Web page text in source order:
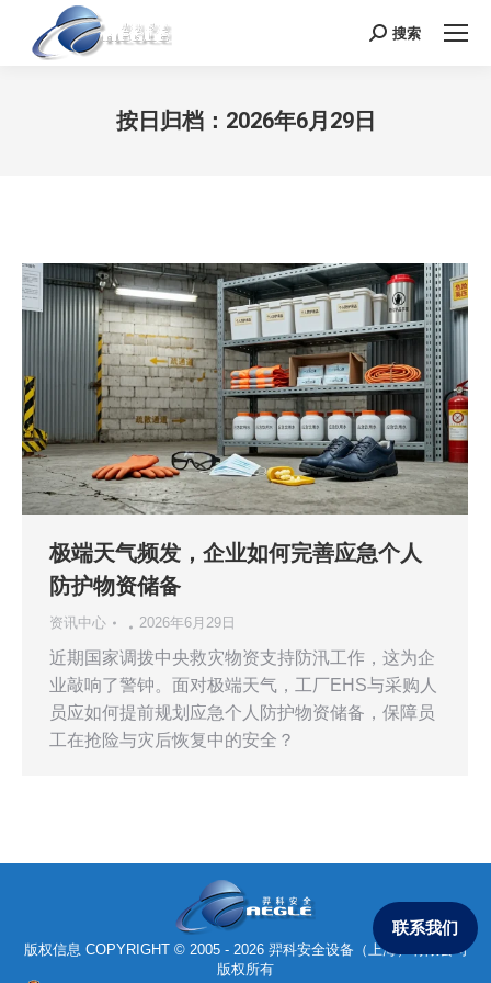
Search:
搜索
按日归档： 2026年6月29日
极端天气频发，企业如何完善应急个人
防护物资储备
资讯中心 2026年6月29日
近期国家调拨中央救灾物资支持防汛工作，这为企
业敲响了警钟。面对极端天气，工厂EHS与采购人
员应如何提前规划应急个人防护物资储备，保障员
工在抢险与灾后恢复中的安全？
版权信息 COPYRIGHT © 2005 - 2026 羿科安全设备（上海）有限公司
版权所有
联系我们